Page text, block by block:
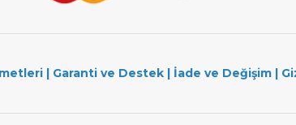
| Garanti ve Destek | İade ve Değişim |